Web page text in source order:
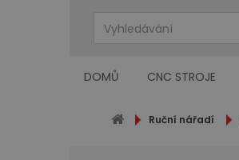
DOMŮ CNC STROJE
Ruční nářadí